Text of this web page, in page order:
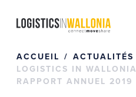
ACCUEIL
ACTUALITÉS
LOGISTICS IN
RAPPORT ANNUEL 2019